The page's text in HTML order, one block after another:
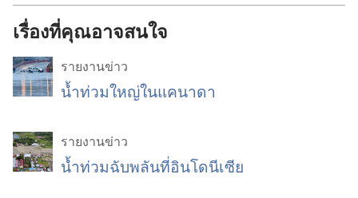
เรื่องที่คุณอาจสนใจ
รายงานข่าว
น้ำท่วมใหญ่ในแคนาดา
รายงานข่าว
น้ำท่วมฉับพลันที่อินโดนีเซีย